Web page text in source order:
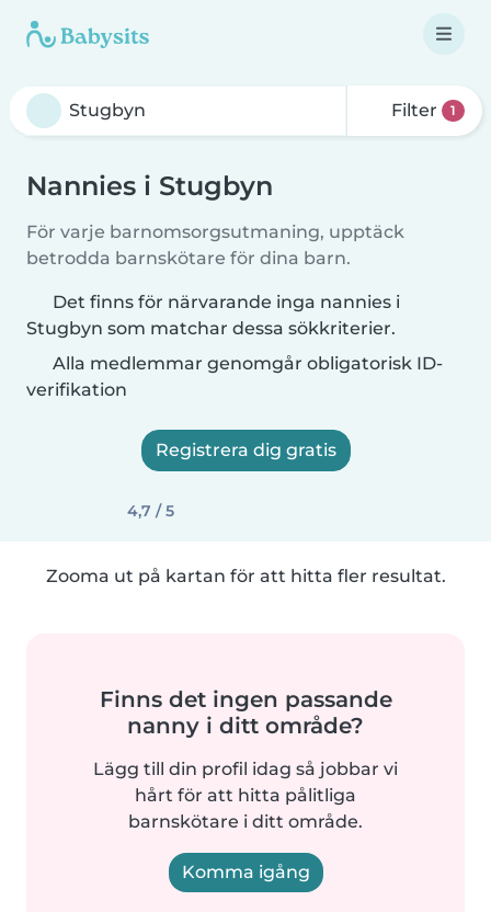
Filter 1
Nannies i Stugbyn
För varje barnomsorgsutmaning, upptäck
betrodda barnskötare för dina barn.
Det finns för närvarande inga nannies i
Stugbyn som matchar dessa sökkriterier.
Alla medlemmar genomgår obligatorisk ID-
verifikation
Registrera dig gratis
4,7 / 5
Zooma ut på kartan för att hitta fler resultat.
Finns det ingen passande
nanny i ditt område?
Lägg till din profil idag så jobbar vi
hårt för att hitta pålitliga
barnskötare i ditt område.
Komma igång